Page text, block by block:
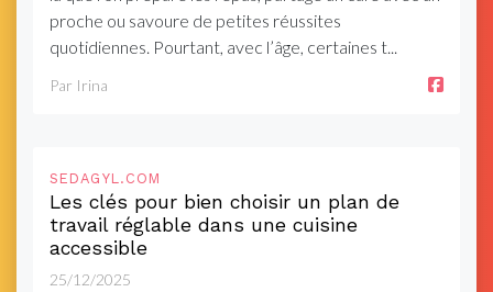
proche ou savoure de petites réussites
quotidiennes. Pourtant, avec l’âge, certaines t...
Par Irina
SEDAGYL.COM
Les clés pour bien choisir un plan de
travail réglable dans une cuisine
accessible
25/12/2025